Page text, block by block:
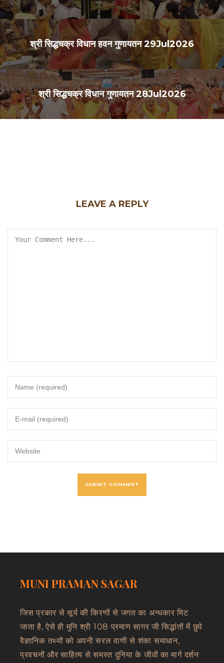
श्री सिद्धचक्र विधान हवन गुणायतन 29Jul2026
श्री सिद्धचक्र विधान गुणायतन 28Jul2026
LEAVE A REPLY
MUNI PRAMAN SAGAR
जिस प्रकार से सूर्य की किरणों से जगत का अन्धकार मिट
जाता है, ऐसे ही मुनि श्री 108 प्रमाण सागर जी सिद्धांतों में छुपे
वैज्ञानिक तथ्यों को अपनी सरल वाणी से शंका समाधान,
प्रवचनों और साहित्य से समस्त दुनिया के जीवों का मार्ग दर्शन